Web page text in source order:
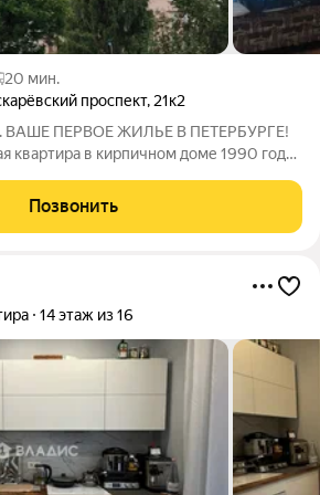
20 мин.
проспект, 21к2
ВАШЕ ПЕРВОЕ ЖИЛЬЕ В ПЕТЕРБУРГЕ!
квартира в кирпичном доме 1990 года
два! Квартира требует
О доме:
Позвонить
14 этаж из 16